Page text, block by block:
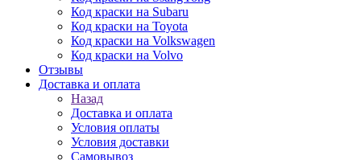
Код краски на Subaru
Код краски на Toyota
Код краски на Volkswagen
Код краски на Volvo
Отзывы
Доставка и оплата
Назад
Доставка и оплата
Условия оплаты
Условия доставки
Самовывоз